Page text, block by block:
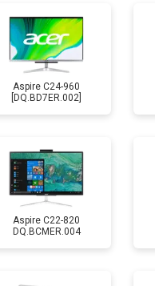
Aspire C24-960
[DQ.BD7ER.002]
Aspire C22-820
DQ.BCMER.004